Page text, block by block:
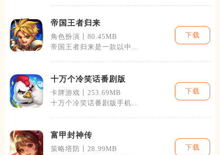
帝国王者归来
角色扮演丨80.45MB
帝国王者归来是一款以中世
下载
十万个冷笑话番剧版
卡牌游戏丨253.69MB
十万个冷笑话番剧版手机游
下载
富甲封神传
策略塔防丨28.99MB
下载